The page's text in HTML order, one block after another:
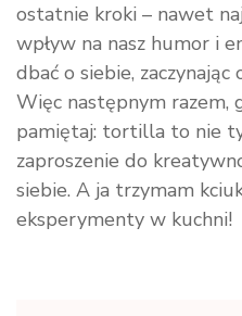
ostatnie kroki – nawet
wpływ na nasz humor i
dbać o siebie, zaczynając
Więc następnym razem,
pamiętaj: tortilla to nie
zaproszenie do
siebie. A ja trzymam
eksperymenty w kuchni!